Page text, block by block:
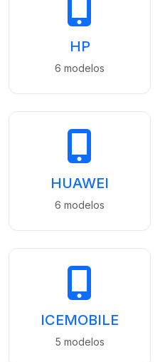
HP
6 modelos
HUAWEI
6 modelos
ICEMOBILE
5 modelos